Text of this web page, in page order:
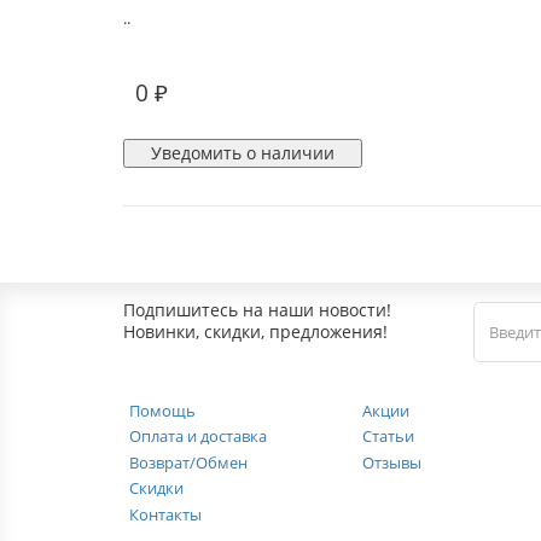
..
0 ₽
Уведомить о наличии
Подпишитесь на наши новости!
Новинки, скидки, предложения!
Помощь
Оплата и доставка
Возврат/Обмен
Скидки
Контакты
Акции
Статьи
Отзывы